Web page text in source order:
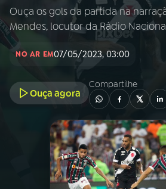
AO VIVO
INÍCIO
A RÁDIO
PROGRAMAÇÃO
PROGRAMAS
Ouça os gols da partida na
Mendes, locutor da Rádio
NO AR EM07/05/2023, 03:00
Ouça agora
Compartilhe